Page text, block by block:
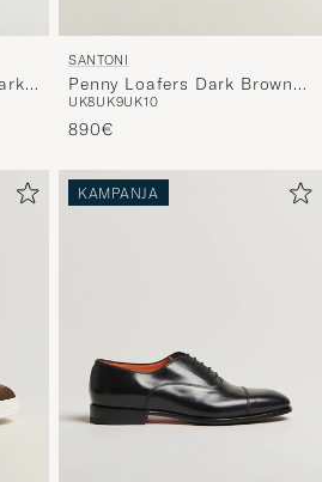
SANTONI
Penny Loafers Dark Brown
Calf
UK8UK9UK10
890€
KAMPANJA